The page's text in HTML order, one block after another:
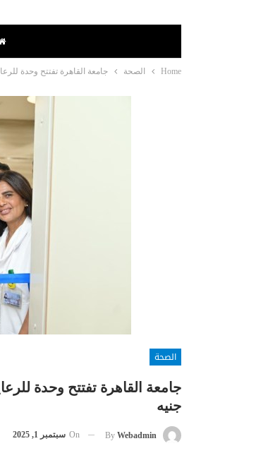
Home الصحة جامعة القاهرة تفتتح وحدة للرعاية
الصحة
جنيه
By Webadmin
On سبتمبر 1, 2025